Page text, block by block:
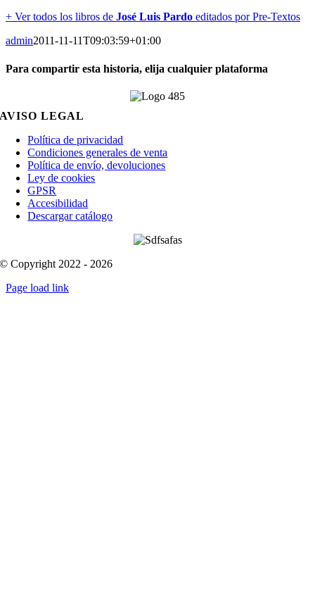
+ Ver todos los libros de José Luis Pardo editados por Pre-Textos
admin2011-11-11T09:03:59+01:00
Para compartir esta historia, elija cualquier plataforma
AVISO LEGAL
Política de privacidad
Condiciones generales de venta
Política de envío, devoluciones
Ley de cookies
GPSR
Accesibilidad
Descargar catálogo
© Copyright 2022 - 2026
Page load link